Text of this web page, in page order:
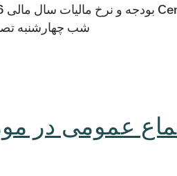
شب چهارشنبه
عمومی در